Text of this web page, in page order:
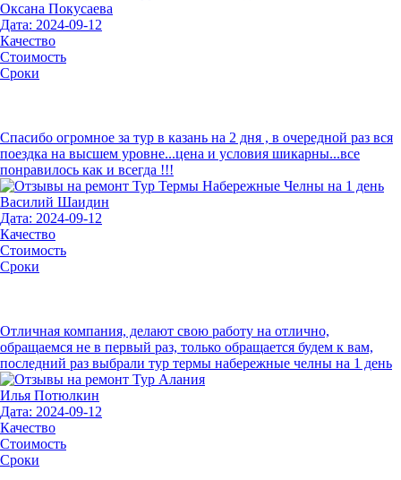
Оксана Покусаева
Дата: 2024-09-12
Качество
Стоимость
Сроки
Спасибо огромное за тур в казань на 2 дня , в очередной раз вся
поездка на высшем уровне...цена и условия шикарны...все
понравилось как и всегда !!!
Василий Шаидин
Дата: 2024-09-12
Качество
Стоимость
Сроки
Отличная компания, делают свою работу на отлично,
обращаемся не в первый раз, только обращается будем к вам,
последний раз выбрали тур термы набережные челны на 1 день
Илья Потюлкин
Дата: 2024-09-12
Качество
Стоимость
Сроки